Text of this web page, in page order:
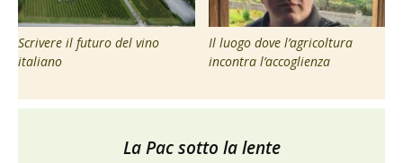
Scrivere il futuro del vino
italiano
Il luogo dove l’agricoltura
incontra l’accoglienza
La Pac sotto la lente